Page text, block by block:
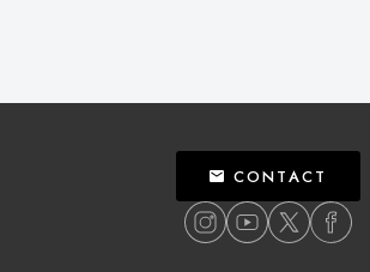
CONTACT